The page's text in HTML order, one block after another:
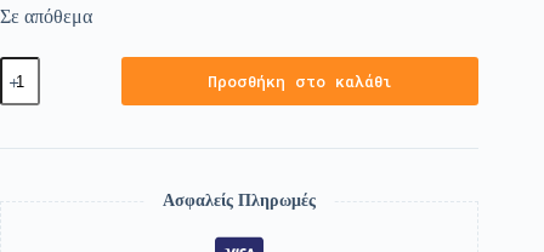
Σε απόθεμα
Προσθήκη στο καλάθι
Ασφαλείς Πληρωμές